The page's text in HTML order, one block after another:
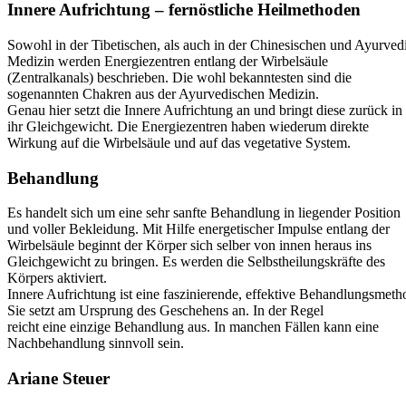
Innere Aufrichtung – fernöstliche Heilmethoden
Sowohl in der Tibetischen, als auch in der Chinesischen und
Medizin werden Energiezentren entlang der Wirbelsäule
(Zentralkanals) beschrieben. Die wohl bekanntesten sind die
sogenannten Chakren aus der Ayurvedischen Medizin.
Genau hier setzt die Innere Aufrichtung an und bringt diese zurück in
ihr Gleichgewicht. Die Energiezentren haben wiederum direkte
Wirkung auf die Wirbelsäule und auf das vegetative System.
Behandlung
Es handelt sich um eine sehr sanfte Behandlung in liegender Position
und voller Bekleidung. Mit Hilfe energetischer Impulse entlang der
Wirbelsäule beginnt der Körper sich selber von innen heraus ins
Gleichgewicht zu bringen. Es werden die Selbstheilungskräfte des
Körpers aktiviert.
Innere Aufrichtung ist eine faszinierende, effektive
Sie setzt am Ursprung des Geschehens an. In der Regel
reicht eine einzige Behandlung aus. In manchen Fällen kann eine
Nachbehandlung sinnvoll sein.
Ariane Steuer